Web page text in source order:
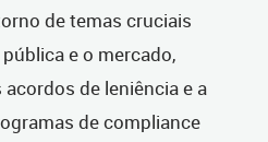
de temas cruciais
e o mercado,
de leniência e a
de compliance